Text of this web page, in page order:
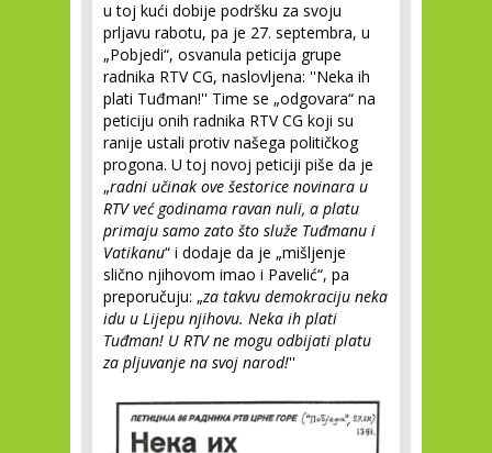
u toj kući dobije podršku za svoju
prljavu rabotu, pa je 27. septembra, u
„Pobjedi“, osvanula peticija grupe
radnika RTV CG, naslovljena: ''Neka ih
plati Tuđman!'' Time se „odgovara“ na
peticiju onih radnika RTV CG koji su
ranije ustali protiv našega političkog
progona. U toj novoj peticiji piše da je
„radni učinak ove šestorice novinara u
RTV već godinama ravan nuli, a platu
primaju samo zato što služe Tuđmanu i
Vatikanu“ i dodaje da je „mišljenje
slično njihovom imao i Pavelić“, pa
preporučuju: „za takvu demokraciju neka
idu u Lijepu njihovu. Neka ih plati
Tuđman! U RTV ne mogu odbijati platu
za pljuvanje na svoj narod!''